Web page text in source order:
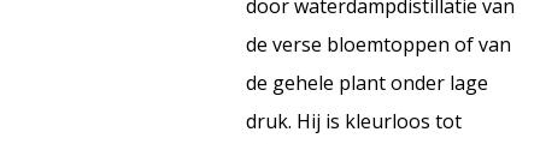
door waterdampdistillatie van
de verse bloemtoppen of van
de gehele plant onder lage
druk. Hij is kleurloos tot